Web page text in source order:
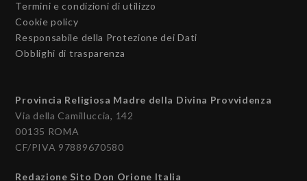
Termini e condizioni di utilizzo
Cookie policy
Responsabile della Protezione dei Dati
Obblighi di trasparenza
Provincia Religiosa Madre della Divina Provvidenza
Via della Camilluccia, 142
00135 ROMA
CF/PIVA 97889670580
Redazione Sito Don Orione Italia